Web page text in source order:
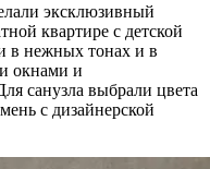
эксклюзивный
квартире с детской
в нежных тонах и в
окнами и
санузла выбрали цвета
с дизайнерской